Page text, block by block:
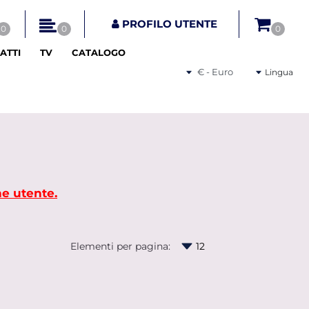
disponibili.
0 0 PROFILO UTENTE 0
TV CATALOGO
Seleziona una valutaLingua
utente.
Elementi per pagina: